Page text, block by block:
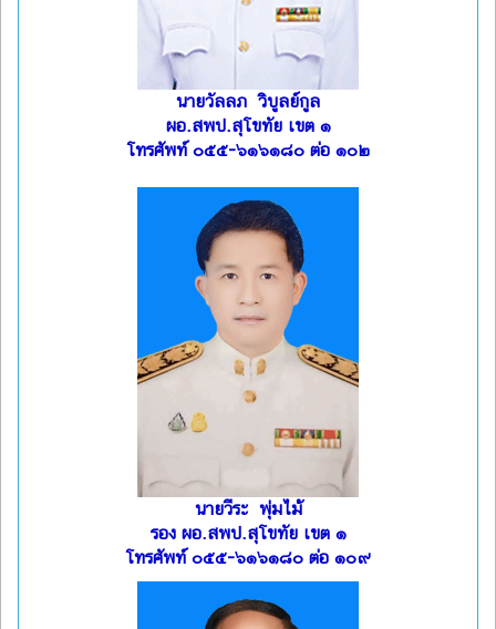
นายวัลลภ วิบูลย์กูล
ผอ.สพป.สุโขทัย เขต ๑
โทรศัพท์ ๐๕๕-๖๑๖๑๘๐ ต่อ ๑๐๒
นายวีระ พุ่มไม้
รอง ผอ.สพป.สุโขทัย เขต ๑
โทรศัพท์ ๐๕๕-๖๑๖๑๘๐ ต่อ ๑๐๙